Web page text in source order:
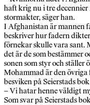
haft krig nu i tre
stormakter, säger han.
I Afghanistan är mannen
beskriver hur fadern
förnekar skulle vara sant.
det är de som bestämmer
sonen som styr och ställer
Mohammad är den
besviken på Seierstads
– Vi hatar henne väldigt
Som svar på Seierstads